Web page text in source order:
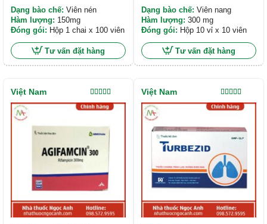
Dạng bào chế: Viên nén
Hàm lượng: 150mg
Đóng gói: Hộp 1 chai x 100 viên
Tư vấn đặt hàng
Dạng bào chế: Viên nang
Hàm lượng: 300 mg
Đóng gói: Hộp 10 vỉ x 10 viên
Tư vấn đặt hàng
Được xếp
hạng5.00
Việt Nam
Được xếp
hạng4.00
Việt Nam